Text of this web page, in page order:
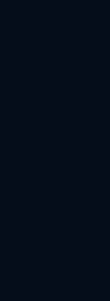
i samme
til de
nedenfor).